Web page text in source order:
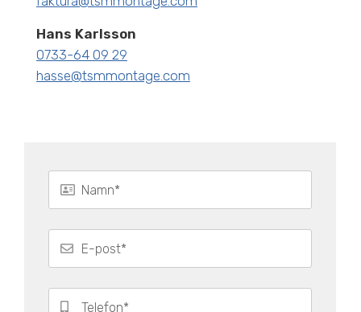
Hans Karlsson
0733-64 09 29
hasse@tsmmontage.com